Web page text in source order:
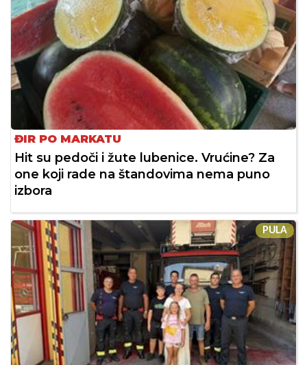
ĐIR PO MARKATU
Hit su pedoči i žute lubenice. Vrućine? Za
one koji rade na štandovima nema puno
izbora
PULA